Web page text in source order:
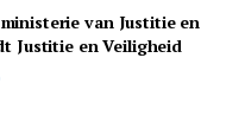
van Justitie en
Justitie en Veiligheid